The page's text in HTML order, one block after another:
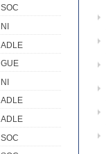
SOC
NI
ADLE
GUE
NI
ADLE
ADLE
SOC